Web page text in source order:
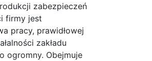
zabezpieczeń
firmy jest
pracy, prawidłowej
zakładu
ogromny. Obejmuje